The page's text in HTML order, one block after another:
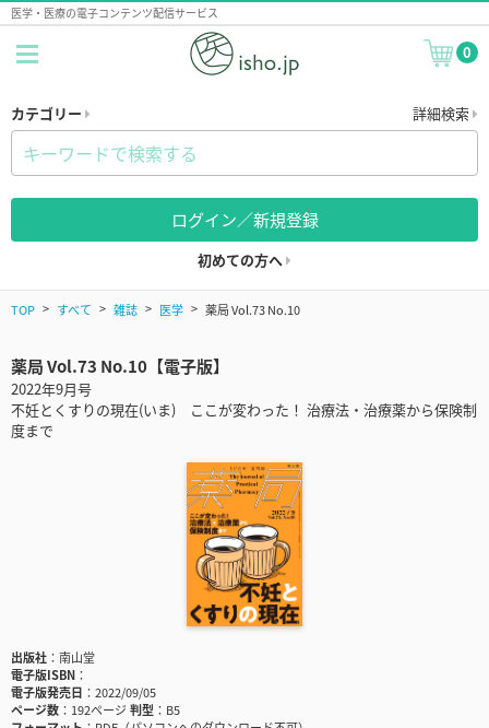
医学・医療の電子コンテンツ配信サービス
0
カテゴリー 詳細検索
ログイン／新規登録
初めての方へ
TOP すべて 雑誌 医学 薬局 Vol.73 No.10
薬局 Vol.73 No.10【電子版】
2022年9月号
不妊とくすりの現在(いま) ここが変わった！ 治療法・治療薬から保険制
度まで
出版社
南山堂
電子版ISBN
電子版発売日
2022/09/05
ページ数
192ページ判型
B5